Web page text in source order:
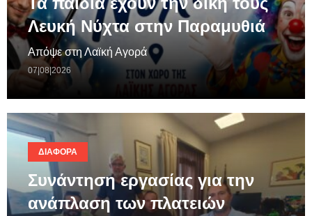
Λευκή Νύχτα στην Παραμυθιά
Απόψε στη Λαϊκή Αγορά
07|08|2026
ΔΙΆΦΟΡΑ
Συνάντηση εργασίας για την
ανάπλαση των πλατειών